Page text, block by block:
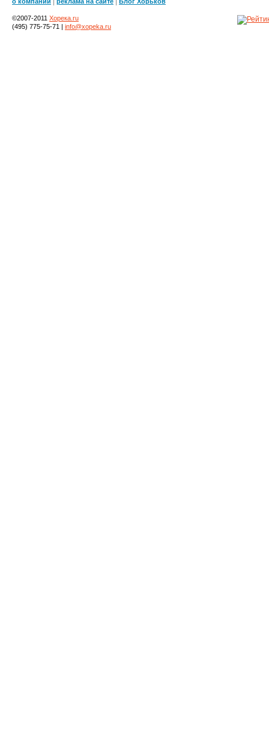
©2007-2011 Хорека.ru
(495) 775-75-71 | info@xopeka.ru